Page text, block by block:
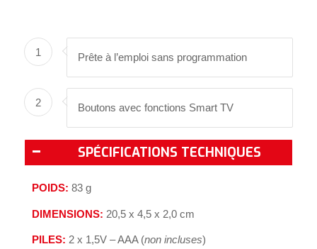
1 Prête à l’emploi sans programmation
2 Boutons avec fonctions Smart TV
SPÉCIFICATIONS TECHNIQUES
POIDS: 83 g
DIMENSIONS: 20,5 x 4,5 x 2,0 cm
PILES: 2 x 1,5V – AAA (non incluses)